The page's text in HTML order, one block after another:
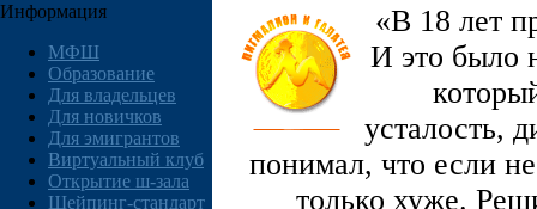
Информация
МФШ
Образование
Для владельцев
Для новичков
Для эмигрантов
Виртуальный клуб
Открытие ш-зала
Шейпинг-стандарт
«В 18 лет
И это было
усталость,
понимал, что если
только хуже.